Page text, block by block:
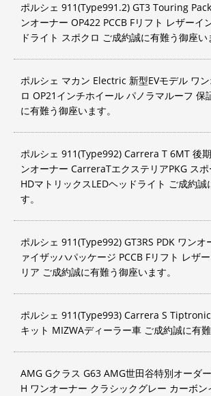
ポルシェ 911(Type991.2) GT3 Touring
ンオーナー OP422 PCCB Fリフト レザーイ
ドライト スポクロ ご成約誠に有難う御座い
ポルシェ マカン Electric 新型EVモデル ワ
ロ OP21インチホイール パノラマルーフ 保
に有難う御座います。
ポルシェ 911(Type992) Carrera T 6MT 後
ンオーナー CarreraTエクステリアPKG ス
HDマトリックスLEDヘッドライト ご成約誠
す。
ポルシェ 911(Type992) GT3RS PDK ワンオ
ァイザッハパッケージ PCCB Fリフト レザ
リア ご成約誠に有難う御座います。
ポルシェ 911(Type993) Carrera S
キット MIZWAディーラー車 ご成約誠に有難
AMG Gクラス G63 AMG世田谷特別オーダ
H ワンオーナー クラシックグレー カーボ